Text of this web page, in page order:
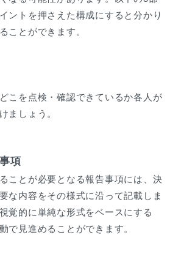
ントを押さえた構成にすると分かり
ことができます。
こを点検・確認できているか各人が
ましょう。
項
ことが必要となる報告事項には、決
な内容をその様式に沿って記載しま
覚的に単純な形式をベースにする
で見進めることができます。